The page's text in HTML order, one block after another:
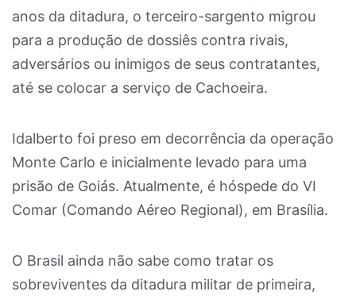
anos da ditadura, o terceiro-sargento migrou
para a produção de dossiês contra rivais,
adversários ou inimigos de seus contratantes,
até se colocar a serviço de Cachoeira.
Idalberto foi preso em decorrência da operação
Monte Carlo e inicialmente levado para uma
prisão de Goiás. Atualmente, é hóspede do VI
Comar (Comando Aéreo Regional), em Brasília.
O Brasil ainda não sabe como tratar os
sobreviventes da ditadura militar de primeira,